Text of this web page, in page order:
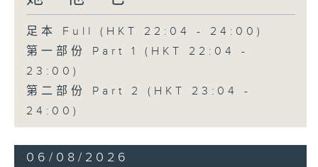
足本 Full (HKT 22:04 - 24:00)
第一部份 Part 1 (HKT 22:04 -
23:00)
第二部份 Part 2 (HKT 23:04 -
24:00)
06/08/2026